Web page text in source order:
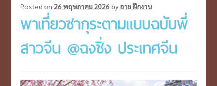
ที่
ต้อง
ไป
ซัก
Posted on 26 พฤษภาคม 2026 by อาย ฝึกงาน
พาเที่ยวซากุระตามแบบฉบับพี่
สาวจีน @ฉงชิ่ง ประเทศจีน